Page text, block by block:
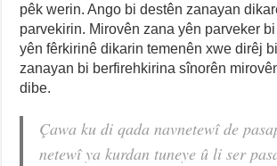
pêk werin. Ango bi destên zanayan
parvekirin. Mirovên zana yên parveker
yên fêrkirinê dikarin temenên xwe dirêj
zanayan bi berfirehkirina sînorên
dibe.
Çawa ku di qada navnetewî de
netewî ya kurdan tuneye û li ser